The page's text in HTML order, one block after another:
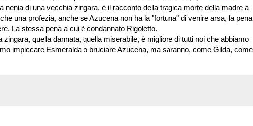
di una vecchia zingara, è il racconto della tragica morte della madre a
una profezia, anche se Azucena non ha la "fortuna" di venire arsa, la pena
La stessa pena a cui è condannato Rigoletto.
quella dannata, quella miserabile, è migliore di tutti noi che abbiamo
impiccare Esmeralda o bruciare Azucena, ma saranno, come Gilda, come